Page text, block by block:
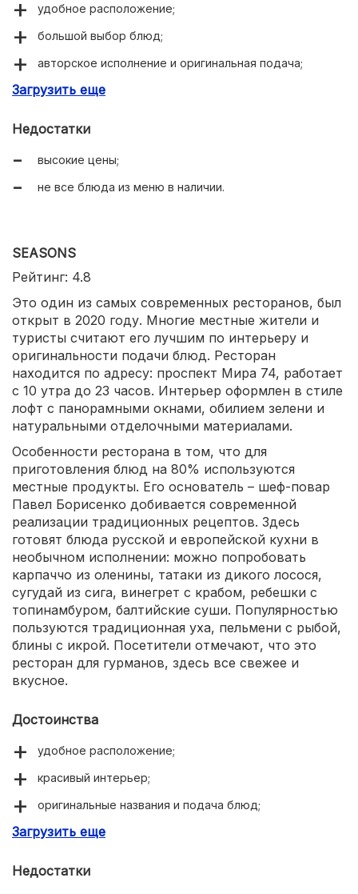
удобное расположение;
большой выбор блюд;
авторское исполнение и оригинальная подача;
шикарный интерьер;
Загрузить еще
Недостатки
высокие цены;
не все блюда из меню в наличии.
SEASONS
Рейтинг: 4.8
Это один из самых современных ресторанов, был
открыт в 2020 году. Многие местные жители и
туристы считают его лучшим по интерьеру и
оригинальности подачи блюд. Ресторан
находится по адресу: проспект Мира 74, работает
с 10 утра до 23 часов. Интерьер оформлен в стиле
лофт с панорамными окнами, обилием зелени и
натуральными отделочными материалами.
Особенности ресторана в том, что для
приготовления блюд на 80% используются
местные продукты. Его основатель – шеф-повар
Павел Борисенко добивается современной
реализации традиционных рецептов. Здесь
готовят блюда русской и европейской кухни в
необычном исполнении: можно попробовать
карпаччо из оленины, татаки из дикого лосося,
сугудай из сига, винегрет с крабом, ребешки с
топинамбуром, балтийские суши. Популярностью
пользуются традиционная уха, пельмени с рыбой,
блины с икрой. Посетители отмечают, что это
ресторан для гурманов, здесь все свежее и
вкусное.
Достоинства
удобное расположение;
красивый интерьер;
оригинальные названия и подача блюд;
всегда свежие продукты;
Загрузить еще
Недостатки